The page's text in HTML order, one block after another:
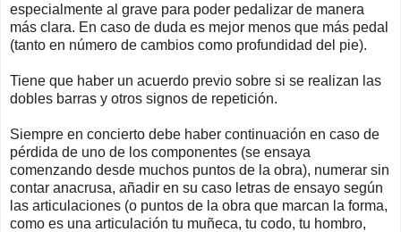
especialmente al grave para poder pedalizar de manera
más clara. En caso de duda es mejor menos que más pedal
(tanto en número de cambios como profundidad del pie).
Tiene que haber un acuerdo previo sobre si se realizan las
dobles barras y otros signos de repetición.
Siempre en concierto debe haber continuación en caso de
pérdida de uno de los componentes (se ensaya
comenzando desde muchos puntos de la obra), numerar sin
contar anacrusa, añadir en su caso letras de ensayo según
las articulaciones (o puntos de la obra que marcan la forma,
como es una articulación tu muñeca, tu codo, tu hombro,